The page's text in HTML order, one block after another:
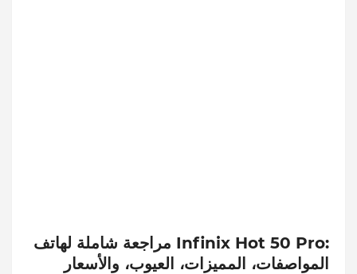
المواصفات، المميزات، العيوب، والأسعار